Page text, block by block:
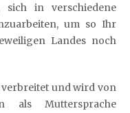
in verschiedene
um so Ihr
Landes noch
verbreitet und wird von
als Muttersprache